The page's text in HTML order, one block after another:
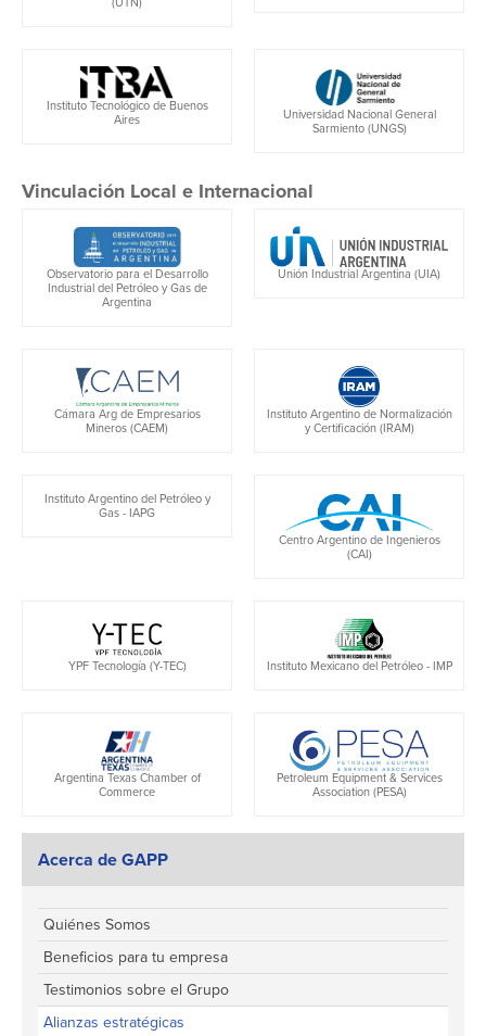
Acerca de GAPP
Quiénes Somos
Beneficios para tu empresa
Testimonios sobre el Grupo
Alianzas estratégicas
Instituto Tecnológico de Buenos
Aires
Universidad Nacional General
Sarmiento (UNGS)
Vinculación Local e Internacional
Observatorio para el Desarrollo
Industrial del Petróleo y Gas de
Argentina
Unión Industrial Argentina (UIA)
Cámara Arg de Empresarios
Mineros (CAEM)
Instituto Argentino de Normalización
y Certificación (IRAM)
Instituto Argentino del Petróleo y
Gas - IAPG
Centro Argentino de Ingenieros
(CAI)
YPF Tecnología (Y-TEC) Instituto Mexicano del Petróleo - IMP
Argentina Texas Chamber of
Commerce
Petroleum Equipment & Services
Association (PESA)